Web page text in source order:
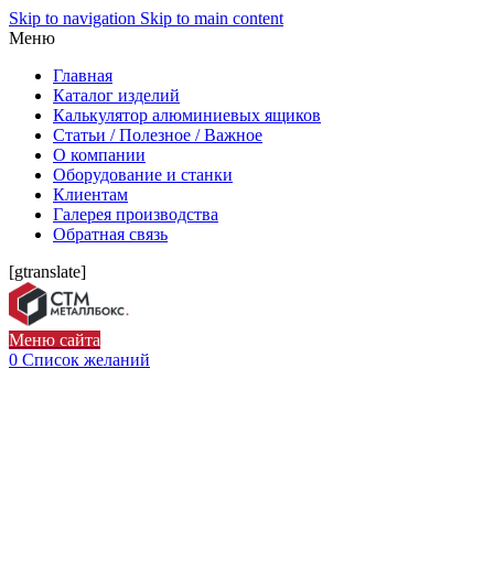
Skip to navigation Skip to main content
Меню
Главная
Каталог изделий
Калькулятор алюминиевых ящиков
Статьи / Полезное / Важное
О компании
Оборудование и станки
Клиентам
Галерея производства
Обратная связь
[gtranslate]
Меню сайта
0 Список желаний